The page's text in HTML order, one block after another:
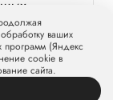
Медикал
входит в
ваших
программ (Яндекс
cookie в
сайта.